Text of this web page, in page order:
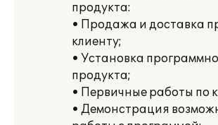
продукта:
• Продажа и доставка
клиенту;
• Установка
продукта;
• Первичные работы по
• Демонстрация